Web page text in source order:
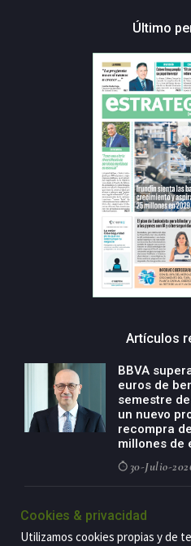
Último
Artículos
BBVA
euros de
semestre
un nuevo
recompra
millones de
30-Julio-
negocio
de
Cookies & privacidad
Utilizamos cookies propias y de